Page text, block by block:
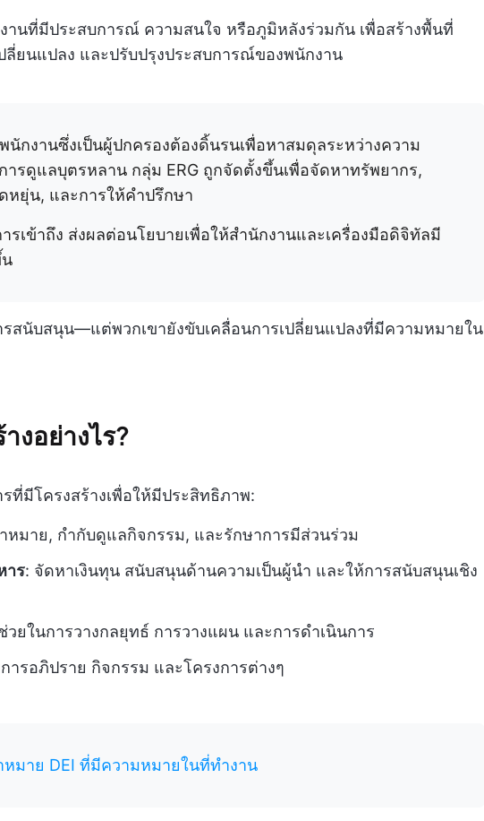
านที่มีประสบการณ์ ความสนใจ หรือภูมิหลังร่วมกัน เพื่อสร้างพื้นที่
ลี่ยนแปลง และปรับปรุงประสบการณ์ของพนักงาน
กงานซึ่งเป็นผู้ปกครองต้องดิ้นรนเพื่อหาสมดุลระหว่างความ
ารดูแลบุตรหลาน กลุ่ม ERG ถูกจัดตั้งขึ้นเพื่อจัดหาทรัพยากร,
หยุ่น, และการให้คำปรึกษา
เข้าถึง ส่งผลต่อนโยบายเพื่อให้สำนักงานและเครื่องมือดิจิทัลมี
รสนับสนุน—แต่พวกเขายังขับเคลื่อนการเปลี่ยนแปลงที่มีความหมายใน
งอย่างไร?
ที่มีโครงสร้างเพื่อให้มีประสิทธิภาพ:
หมาย, กำกับดูแลกิจกรรม, และรักษาการมีส่วนร่วม
าร: จัดหาเงินทุน สนับสนุนด้านความเป็นผู้นำ และให้การสนับสนุนเชิง
วยในการวางกลยุทธ์ การวางแผน และการดำเนินการ
ารอภิปราย กิจกรรม และโครงการต่างๆ
หมาย DEI ที่มีความหมายในที่ทำงาน